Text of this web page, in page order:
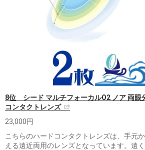
8位 シード マルチフォーカルO2 ノア 両眼
コンタクトレンズ
23,000円
こちらのハードコンタクトレンズは、手元
える遠近両用のレンズとなっています。遠